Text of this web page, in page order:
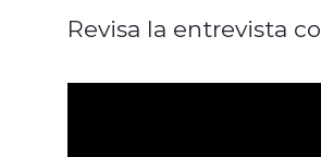
Revisa la entrevista